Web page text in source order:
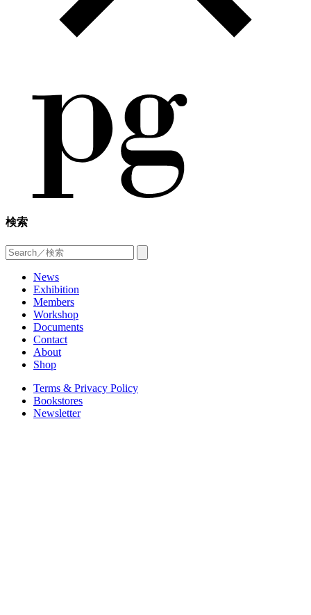
検索
News
Exhibition
Members
Workshop
Documents
Contact
About
Shop
Terms & Privacy Policy
Bookstores
Newsletter